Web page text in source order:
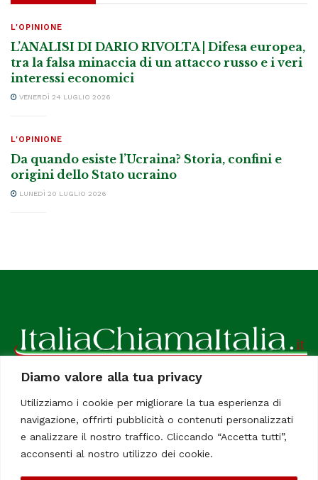
Diamo valore alla tua privacy
Utilizziamo i cookie per migliorare la tua esperienza di
navigazione, offrirti pubblicità o contenuti personalizzati
e analizzare il nostro traffico. Cliccando “Accetta tutti”,
acconsenti al nostro utilizzo dei cookie.
L'OPINIONE
L’ANALISI DI DARIO RIVOLTA | Difesa europea,
tra la falsa minaccia di un attacco russo e i veri
interessi economici
VENERDÌ 24 LUGLIO 2026
L'OPINIONE
Da quando esiste l’Ucraina? Storia, confini e
origini dello Stato ucraino
LUNEDÌ 20 LUGLIO 2026
ItaliaChiamaItalia, il TUO quotidiano online preferito.
Dedicato in particolare a tutti gli italiani residenti all'estero.
Tutti i diritti sono riservati. Quotidiano online indipendente